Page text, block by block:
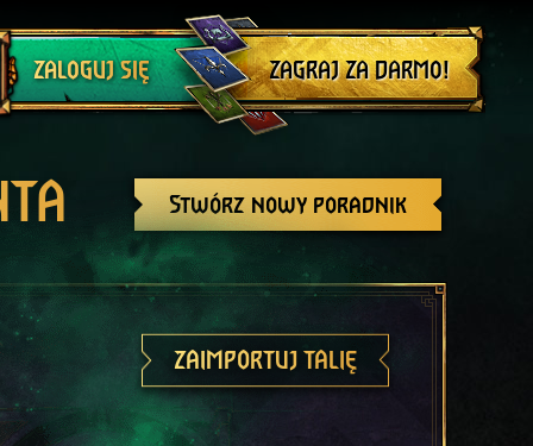
ZALOGUJ SIĘ
Wyloguj się
ZAGRAJ ZA DARMO!
Stwórz nowy poradnik
ZAIMPORTUJ TALIĘ